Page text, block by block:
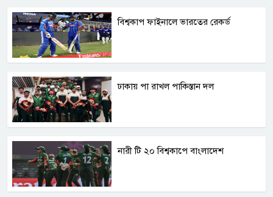
বিশ্বকাপ ফাইনালে ভারতের রেকর্ড
ঢাকায় পা রাখল পাকিস্তান দল
নারী টি ২০ বিশ্বকাপে বাংলাদেশ